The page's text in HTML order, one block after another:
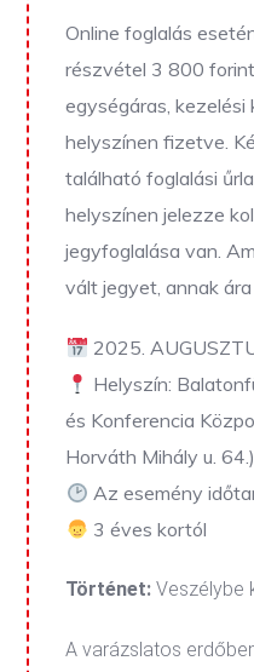
Online foglalás
részvétel 3 800
egységáras, kezelési
helyszínen fizetve.
található foglalási
helyszínen jelezze
jegyfoglalása van.
vált jegyet, annak
2025.
Helyszín:
és Konferencia
Horváth Mihály u. 64.)
Az esemény
3 éves kortól
Történet: Veszélybe
A varázslatos